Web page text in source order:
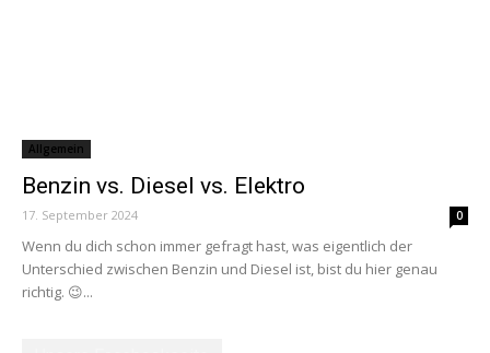
Allgemein
Benzin vs. Diesel vs. Elektro
17. September 2024 0
Wenn du dich schon immer gefragt hast, was eigentlich der
Unterschied zwischen Benzin und Diesel ist, bist du hier genau
richtig. 😉...